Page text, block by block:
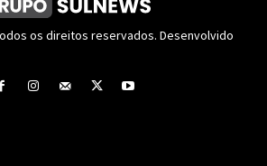
os direitos reservados. Desenvolvido